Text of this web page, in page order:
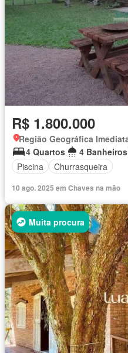
R$ 1.800.000
4 Quartos
4 Banheiros
Piscina
Churrasqueira
10 ago. 2025 em Chaves na mão
Muita procura